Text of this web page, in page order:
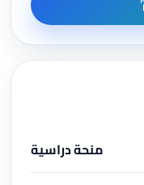
منحة دراسية